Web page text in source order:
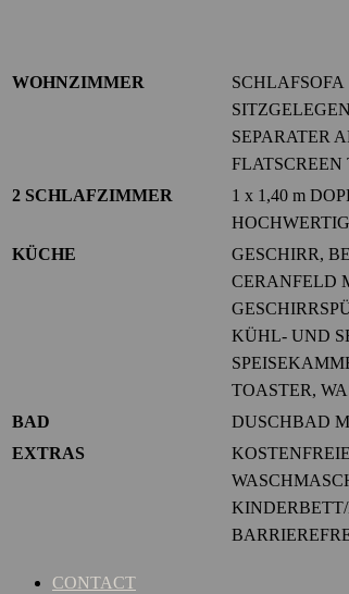
WOHNZIMMER
SCHLAFSOFA
SEPARATER
FLATSCREEN
2 SCHLAFZIMMER
1 x 1,40 m
KÜCHE
GESCHIRR,
CERANFELD
KÜHL- UND
TOASTER,
BAD
DUSCHBAD
EXTRAS
CONTACT